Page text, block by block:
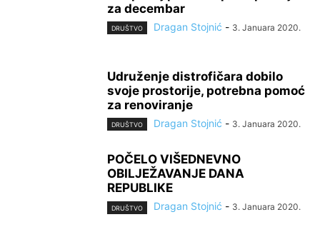
za decembar
DRUŠTVO Dragan Stojnić - 3. Januara 2020.
Udruženje distrofičara dobilo
svoje prostorije, potrebna pomoć
za renoviranje
DRUŠTVO Dragan Stojnić - 3. Januara 2020.
POČELO VIŠEDNEVNO
OBILJEŽAVANJE DANA
REPUBLIKE
DRUŠTVO Dragan Stojnić - 3. Januara 2020.